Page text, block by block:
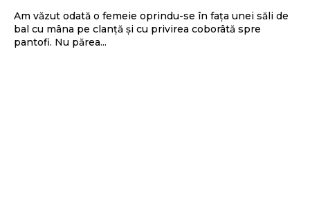
Am văzut odată o femeie oprindu-se în fața unei săli de
bal cu mâna pe clanță și cu privirea coborâtă spre
pantofi. Nu părea...